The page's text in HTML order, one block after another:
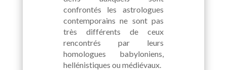
confrontés les astrologues
contemporains ne sont pas
très différents de ceux
rencontrés par leurs
homologues babyloniens,
hellénistiques ou médiévaux.